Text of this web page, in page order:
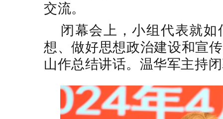
交流。
闭幕会上，小组代表就
想、做好思想政治建设和宣
山作总结讲话。温华军主持